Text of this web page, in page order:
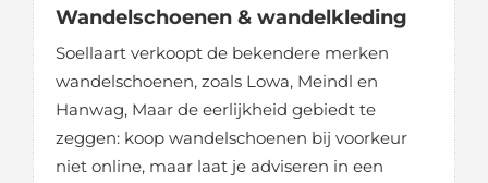
Wandelschoenen & wandelkleding
Soellaart verkoopt de bekendere merken
wandelschoenen, zoals Lowa, Meindl en
Hanwag, Maar de eerlijkheid gebiedt te
zeggen: koop wandelschoenen bij voorkeur
niet online, maar laat je adviseren in een